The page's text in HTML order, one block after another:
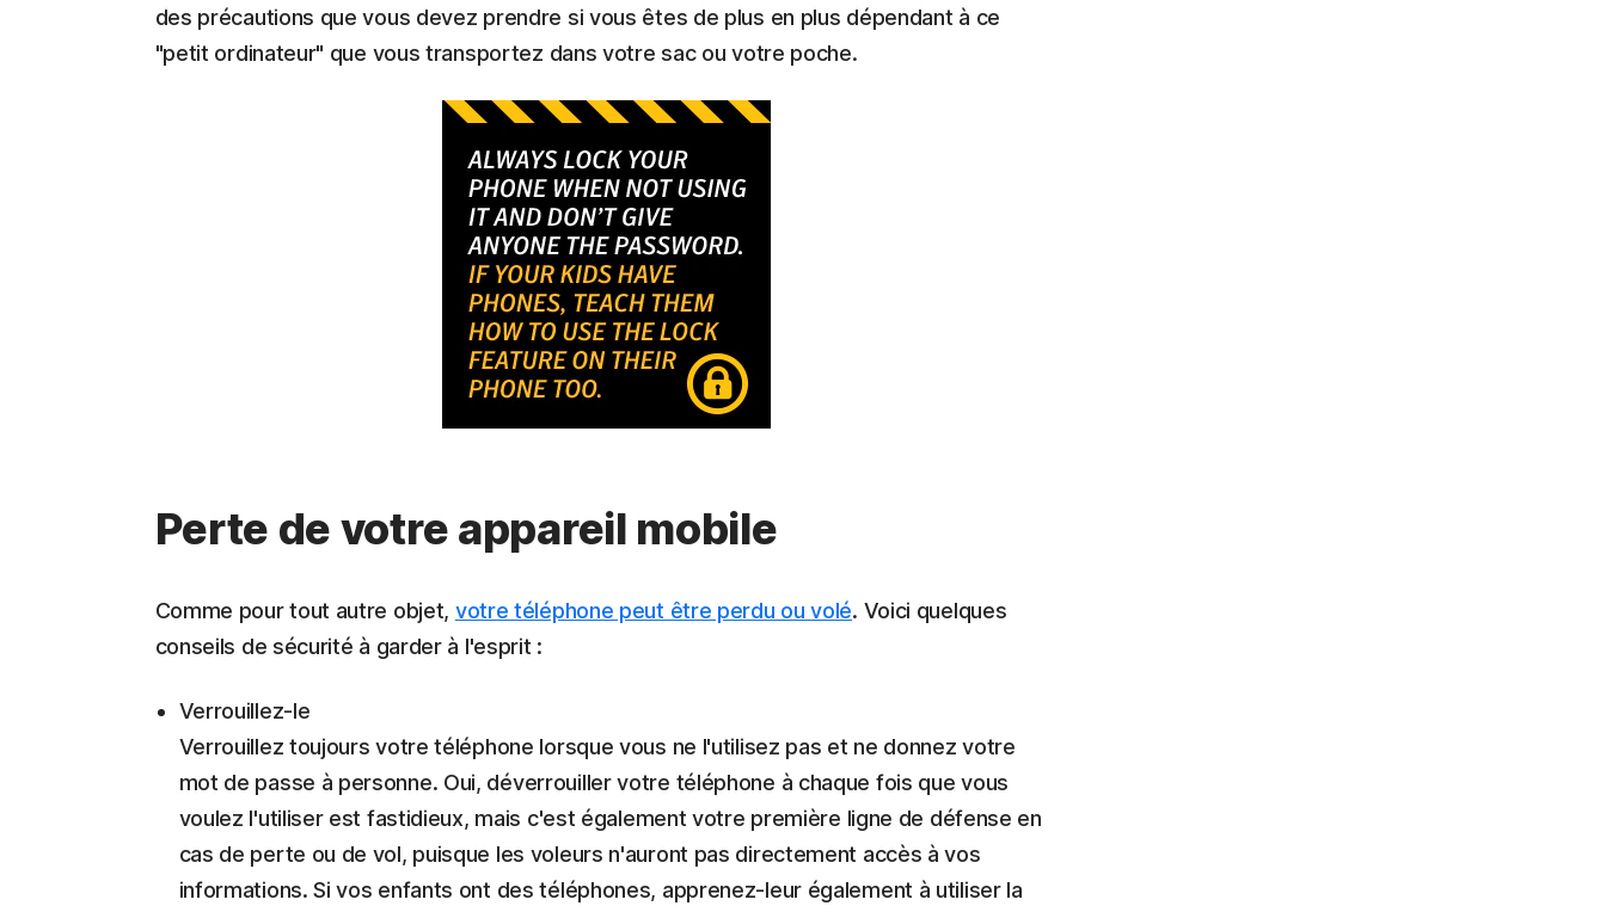
des précautions que vous devez prendre si vous êtes de plus en plus dépendant à ce
"petit ordinateur" que vous transportez dans votre sac ou votre poche.
Perte de votre appareil mobile
Comme pour tout autre objet, votre téléphone peut être perdu ou volé. Voici quelques
conseils de sécurité à garder à l'esprit :
Verrouillez-le
Verrouillez toujours votre téléphone lorsque vous ne l'utilisez pas et ne donnez votre
mot de passe à personne. Oui, déverrouiller votre téléphone à chaque fois que vous
voulez l'utiliser est fastidieux, mais c'est également votre première ligne de défense en
cas de perte ou de vol, puisque les voleurs n'auront pas directement accès à vos
informations. Si vos enfants ont des téléphones, apprenez-leur également à utiliser la